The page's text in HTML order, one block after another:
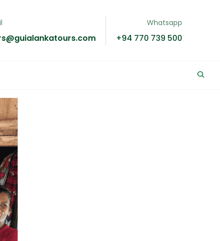
Whatsapp
+94 770 739 500